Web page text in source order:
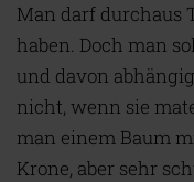
Man darf durchaus
haben. Doch man
und davon
nicht, wenn sie
man einem Baum
Krone, aber sehr